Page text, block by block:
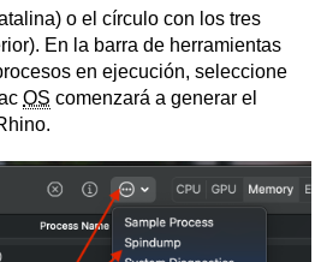
o el círculo con los tres
En la barra de herramientas
en ejecución, seleccione
OS comenzará a generar el